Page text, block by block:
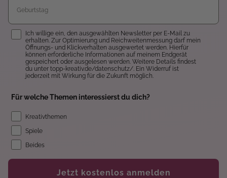
Einwilligung
Ich willige ein, den ausgewählten Newsletter per E-Mail zu
erhalten. Zur Optimierung und Reichweitenmessung darf mein
Öffnungs- und Klickverhalten ausgewertet werden. Hierfür
können erforderliche Informationen auf meinem Endgerät
gespeichert oder ausgelesen werden. Weitere Details findest
du unter topp-kreativ.de/datenschutz/. Ein Widerruf ist
jederzeit mit Wirkung für die Zukunft möglich.
Für welche Themen interessierst du dich?
Kreativthemen
Spiele
Beides
Jetzt kostenlos anmelden